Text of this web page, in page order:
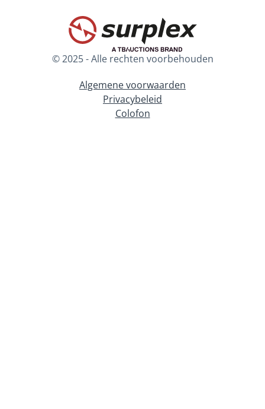
© 2025 - Alle rechten voorbehouden
Algemene voorwaarden
Privacybeleid
Colofon